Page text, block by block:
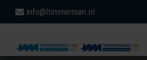
info@ltimmerman.nl